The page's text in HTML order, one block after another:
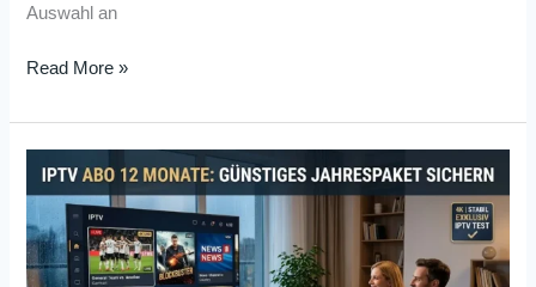
Auswahl an
Read More »
Abo
12
Monate:
Günstiges